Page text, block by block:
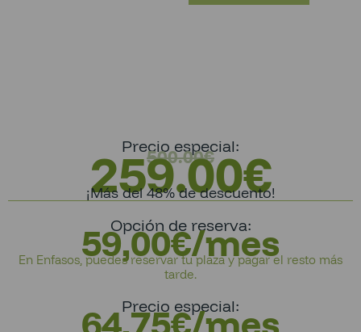
Precio especial:
500.00€
259.00€
¡Más del 48% de descuento!
Opción de reserva:
59,00€/mes
En Enfasos, puedes reservar tu plaza y pagar el resto más
tarde.
Precio especial: